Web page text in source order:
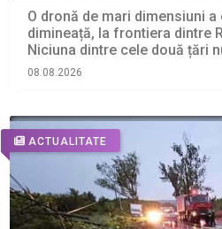
O dronă de mari dimensiuni
dimineață, la frontiera dintre
Niciuna dintre cele două țări
08.08.2026
ACTUALITATE